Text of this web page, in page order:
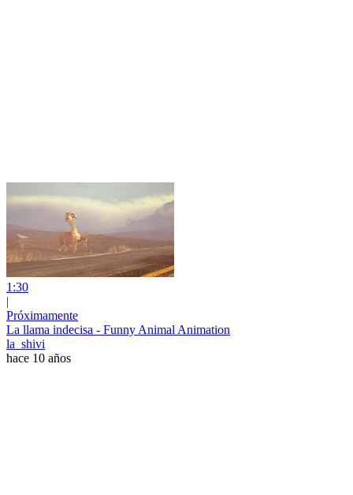
1:30
|
Próximamente
La llama indecisa - Funny Animal Animation
la_shivi
hace 10 años